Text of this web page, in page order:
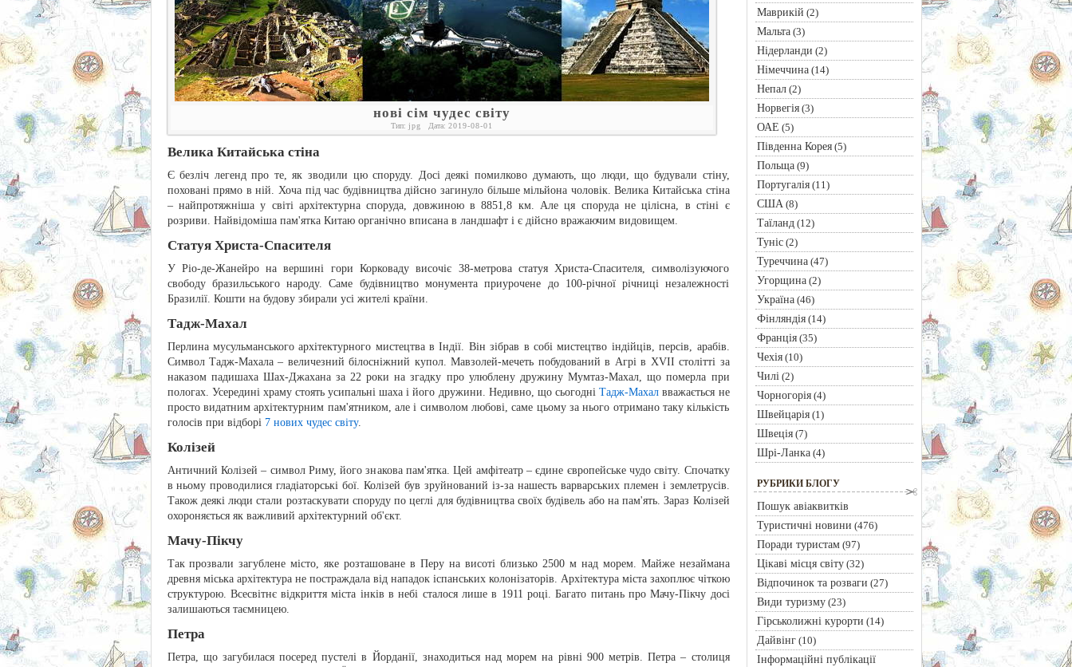
нові сім чудес світу
Тип: jpg Дата: 2019-08-01
Велика Китайська стіна
Є безліч легенд про те, як зводили цю споруду. Досі деякі помилково думають, що люди, що будували стіну,
поховані прямо в ній. Хоча під час будівництва дійсно загинуло більше мільйона чоловік. Велика Китайська стіна
– найпротяжніша у світі архітектурна споруда, довжиною в 8851,8 км. Але ця споруда не цілісна, в стіні є
розриви. Найвідоміша пам'ятка Китаю органічно вписана в ландшафт і є дійсно вражаючим видовищем.
Статуя Христа-Спасителя
У Ріо-де-Жанейро на вершині гори Корковаду височіє 38-метрова статуя Христа-Спасителя, символізуючого
свободу бразильського народу. Саме будівництво монумента приурочене до 100-річної річниці незалежності
Бразилії. Кошти на будову збирали усі жителі країни.
Тадж-Махал
Перлина мусульманського архітектурного мистецтва в Індії. Він зібрав в собі мистецтво індійців, персів, арабів.
Символ Тадж-Махала – величезний білосніжний купол. Мавзолей-мечеть побудований в Агрі в XVII столітті за
наказом падишаха Шах-Джахана за 22 роки на згадку про улюблену дружину Мумтаз-Махал, що померла при
пологах. Усередині храму стоять усипальні шаха і його дружини. Недивно, що сьогодніТадж-Махал вважається не
просто видатним архітектурним пам'ятником, але і символом любові, саме цьому за нього отримано таку кількість
голосів при відборі 7 нових чудес світу.
Колізей
Античний Колізей – символ Риму, його знакова пам'ятка. Цей амфітеатр – єдине європейське чудо світу. Спочатку
в ньому проводилися гладіаторські бої. Колізей був зруйнований із-за нашесть варварських племен і землетрусів.
Також деякі люди стали розтаскувати споруду по цеглі для будівництва своїх будівель або на пам'ять. Зараз Колізей
охороняється як важливий архітектурний об'єкт.
Мачу-Пікчу
Так прозвали загублене місто, яке розташоване в Перу на висоті близько 2500 м над морем. Майже незаймана
древня міська архітектура не постраждала від нападок іспанських колонізаторів. Архітектура міста захоплює чіткою
структурою. Всесвітнє відкриття міста інків в небі сталося лише в 1911 році. Багато питань про Мачу-Пікчу досі
залишаються таємницею.
Петра
Петра, що загубилася посеред пустелі в Йорданії, знаходиться над морем на рівні 900 метрів. Петра – столиця
Маврикій (2)
Мальта(3)
Нідерланди (2)
Німеччина(14)
Непал(2)
Норвегія(3)
ОАЕ (5)
Південна Корея(5)
Польща(9)
Португалія(11)
США(8)
Таїланд(12)
Туніс(2)
Туреччина(47)
Угорщина(2)
Україна(46)
Фінляндія(14)
Франція(35)
Чехія(10)
Чилі(2)
Чорногорія(4)
Швейцарія(1)
Швеція(7)
Шрі-Ланка(4)
РУБРИКИ БЛОГУ
Пошук авіаквитків
Туристичні новини (476)
Поради туристам(97)
Цікаві місця світу(32)
Відпочинок та розваги (27)
Види туризму(23)
Гірськолижні курорти (14)
Дайвінг(10)
Інформаційні публікації